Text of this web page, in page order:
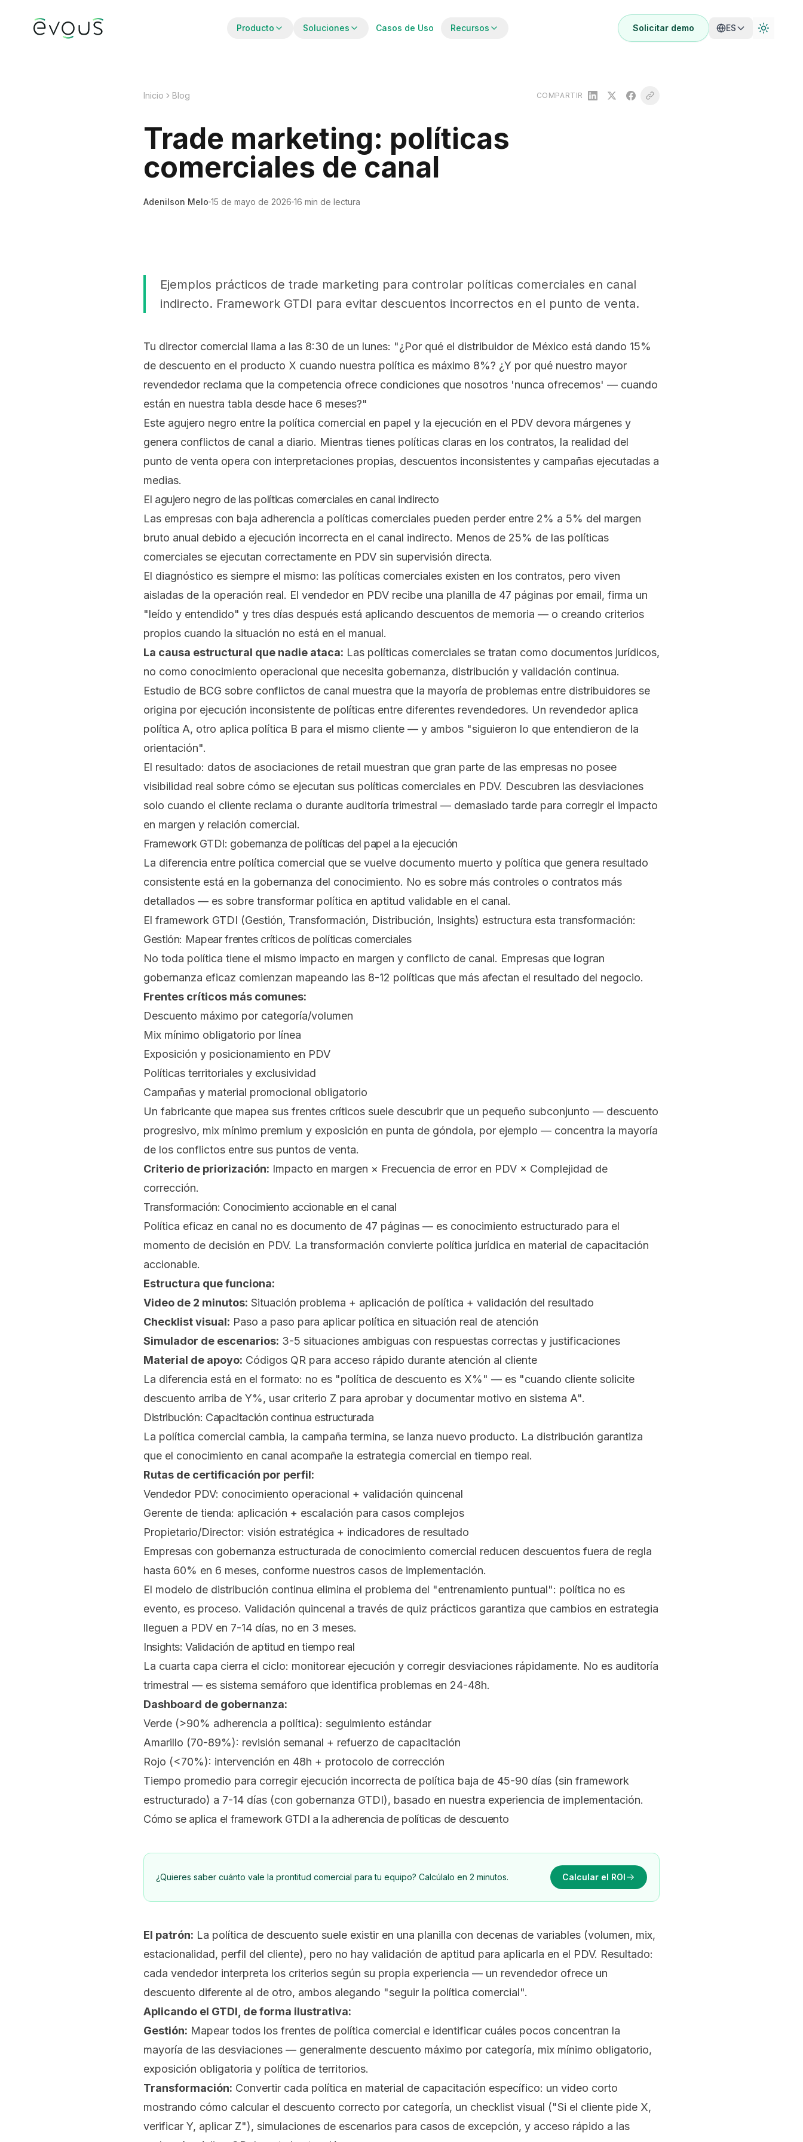
Producto Soluciones Casos de Uso Recursos Solicitar demo ES
Inicio Blog COMPARTIR
Trade marketing: políticas
comerciales de canal
Adenilson Melo 15 de mayo de 2026 16 min de lectura
Ejemplos prácticos de trade marketing para controlar políticas comerciales en canal
indirecto. Framework GTDI para evitar descuentos incorrectos en el punto de venta.
Tu director comercial llama a las 8:30 de un lunes: "¿Por qué el distribuidor de México está dando 15%
de descuento en el producto X cuando nuestra política es máximo 8%? ¿Y por qué nuestro mayor
revendedor reclama que la competencia ofrece condiciones que nosotros 'nunca ofrecemos' — cuando
están en nuestra tabla desde hace 6 meses?"
Este agujero negro entre la política comercial en papel y la ejecución en el PDV devora márgenes y
genera conflictos de canal a diario. Mientras tienes políticas claras en los contratos, la realidad del
punto de venta opera con interpretaciones propias, descuentos inconsistentes y campañas ejecutadas a
medias.
El agujero negro de las políticas comerciales en canal indirecto
Las empresas con baja adherencia a políticas comerciales pueden perder entre 2% a 5% del margen
bruto anual debido a ejecución incorrecta en el canal indirecto. Menos de 25% de las políticas
comerciales se ejecutan correctamente en PDV sin supervisión directa.
El diagnóstico es siempre el mismo: las políticas comerciales existen en los contratos, pero viven
aisladas de la operación real. El vendedor en PDV recibe una planilla de 47 páginas por email, firma un
"leído y entendido" y tres días después está aplicando descuentos de memoria — o creando criterios
propios cuando la situación no está en el manual.
La causa estructural que nadie ataca: Las políticas comerciales se tratan como documentos jurídicos,
no como conocimiento operacional que necesita gobernanza, distribución y validación continua.
Estudio de BCG sobre conflictos de canal muestra que la mayoría de problemas entre distribuidores se
origina por ejecución inconsistente de políticas entre diferentes revendedores. Un revendedor aplica
política A, otro aplica política B para el mismo cliente — y ambos "siguieron lo que entendieron de la
orientación".
El resultado: datos de asociaciones de retail muestran que gran parte de las empresas no posee
visibilidad real sobre cómo se ejecutan sus políticas comerciales en PDV. Descubren las desviaciones
solo cuando el cliente reclama o durante auditoría trimestral — demasiado tarde para corregir el impacto
en margen y relación comercial.
Framework GTDI: gobernanza de políticas del papel a la ejecución
La diferencia entre política comercial que se vuelve documento muerto y política que genera resultado
consistente está en la gobernanza del conocimiento. No es sobre más controles o contratos más
detallados — es sobre transformar política en aptitud validable en el canal.
El framework GTDI (Gestión, Transformación, Distribución, Insights) estructura esta transformación:
Gestión: Mapear frentes críticos de políticas comerciales
No toda política tiene el mismo impacto en margen y conflicto de canal. Empresas que logran
gobernanza eficaz comienzan mapeando las 8-12 políticas que más afectan el resultado del negocio.
Frentes críticos más comunes:
Descuento máximo por categoría/volumen
Mix mínimo obligatorio por línea
Exposición y posicionamiento en PDV
Políticas territoriales y exclusividad
Campañas y material promocional obligatorio
Un fabricante que mapea sus frentes críticos suele descubrir que un pequeño subconjunto — descuento
progresivo, mix mínimo premium y exposición en punta de góndola, por ejemplo — concentra la mayoría
de los conflictos entre sus puntos de venta.
Criterio de priorización: Impacto en margen × Frecuencia de error en PDV × Complejidad de
corrección.
Transformación: Conocimiento accionable en el canal
Política eficaz en canal no es documento de 47 páginas — es conocimiento estructurado para el
momento de decisión en PDV. La transformación convierte política jurídica en material de capacitación
accionable.
Estructura que funciona:
Video de 2 minutos: Situación problema + aplicación de política + validación del resultado
Checklist visual: Paso a paso para aplicar política en situación real de atención
Simulador de escenarios: 3-5 situaciones ambiguas con respuestas correctas y justificaciones
Material de apoyo: Códigos QR para acceso rápido durante atención al cliente
La diferencia está en el formato: no es "política de descuento es X%" — es "cuando cliente solicite
descuento arriba de Y%, usar criterio Z para aprobar y documentar motivo en sistema A".
Distribución: Capacitación continua estructurada
La política comercial cambia, la campaña termina, se lanza nuevo producto. La distribución garantiza
que el conocimiento en canal acompañe la estrategia comercial en tiempo real.
Rutas de certificación por perfil:
Vendedor PDV: conocimiento operacional + validación quincenal
Gerente de tienda: aplicación + escalación para casos complejos
Propietario/Director: visión estratégica + indicadores de resultado
Empresas con gobernanza estructurada de conocimiento comercial reducen descuentos fuera de regla
hasta 60% en 6 meses, conforme nuestros casos de implementación.
El modelo de distribución continua elimina el problema del "entrenamiento puntual": política no es
evento, es proceso. Validación quincenal a través de quiz prácticos garantiza que cambios en estrategia
lleguen a PDV en 7-14 días, no en 3 meses.
Insights: Validación de aptitud en tiempo real
La cuarta capa cierra el ciclo: monitorear ejecución y corregir desviaciones rápidamente. No es auditoría
trimestral — es sistema semáforo que identifica problemas en 24-48h.
Dashboard de gobernanza:
Verde (>90% adherencia a política): seguimiento estándar
Amarillo (70-89%): revisión semanal + refuerzo de capacitación
Rojo (<70%): intervención en 48h + protocolo de corrección
Tiempo promedio para corregir ejecución incorrecta de política baja de 45-90 días (sin framework
estructurado) a 7-14 días (con gobernanza GTDI), basado en nuestra experiencia de implementación.
Cómo se aplica el framework GTDI a la adherencia de políticas de descuento
¿Quieres saber cuánto vale la prontitud comercial para tu equipo? Calcúlalo en 2 minutos. Calcular el ROI
El patrón: La política de descuento suele existir en una planilla con decenas de variables (volumen, mix,
estacionalidad, perfil del cliente), pero no hay validación de aptitud para aplicarla en el PDV. Resultado:
cada vendedor interpreta los criterios según su propia experiencia — un revendedor ofrece un
descuento diferente al de otro, ambos alegando "seguir la política comercial".
Aplicando el GTDI, de forma ilustrativa:
Gestión: Mapear todos los frentes de política comercial e identificar cuáles pocos concentran la
mayoría de las desviaciones — generalmente descuento máximo por categoría, mix mínimo obligatorio,
exposición obligatoria y política de territorios.
Transformación: Convertir cada política en material de capacitación específico: un video corto
mostrando cómo calcular el descuento correcto por categoría, un checklist visual ("Si el cliente pide X,
verificar Y, aplicar Z"), simulaciones de escenarios para casos de excepción, y acceso rápido a las